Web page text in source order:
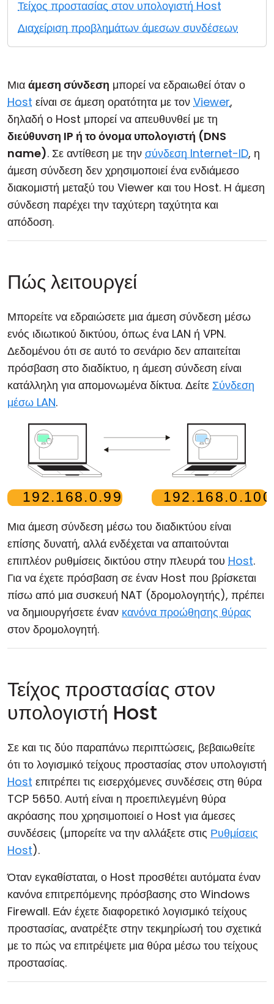
Τείχος προστασίας στον υπολογιστή Host
Διαχείριση προβλημάτων άμεσων συνδέσεων
Μια άμεση σύνδεση μπορεί να εδραιωθεί όταν ο
Host είναι σε άμεση ορατότητα με τον Viewer,
δηλαδή ο Host μπορεί να απευθυνθεί με τη
διεύθυνση IP ή το όνομα υπολογιστή (DNS
name). Σε αντίθεση με την σύνδεση Internet-ID, η
άμεση σύνδεση δεν χρησιμοποιεί ένα ενδιάμεσο
διακομιστή μεταξύ του Viewer και του Host. Η άμεση
σύνδεση παρέχει την ταχύτερη ταχύτητα και
απόδοση.
Πώς λειτουργεί
Μπορείτε να εδραιώσετε μια άμεση σύνδεση μέσω
ενός ιδιωτικού δικτύου, όπως ένα LAN ή VPN.
Δεδομένου ότι σε αυτό το σενάριο δεν απαιτείται
πρόσβαση στο διαδίκτυο, η άμεση σύνδεση είναι
κατάλληλη για απομονωμένα δίκτυα. Δείτε Σύνδεση
μέσω LAN.
Μια άμεση σύνδεση μέσω του διαδικτύου είναι
επίσης δυνατή, αλλά ενδέχεται να απαιτούνται
επιπλέον ρυθμίσεις δικτύου στην πλευρά του Host.
Για να έχετε πρόσβαση σε έναν Host που βρίσκεται
πίσω από μια συσκευή NAT (δρομολογητής), πρέπει
να δημιουργήσετε έναν κανόνα προώθησης θύρας
στον δρομολογητή.
Τείχος προστασίας στον
υπολογιστή Host
Σε και τις δύο παραπάνω περιπτώσεις, βεβαιωθείτε
ότι το λογισμικό τείχους προστασίας στον υπολογιστή
Host επιτρέπει τις εισερχόμενες συνδέσεις στη θύρα
TCP 5650. Αυτή είναι η προεπιλεγμένη θύρα
ακρόασης που χρησιμοποιεί ο Host για άμεσες
συνδέσεις (μπορείτε να την αλλάξετε στις Ρυθμίσεις
Host).
Όταν εγκαθίσταται, ο Host προσθέτει αυτόματα έναν
κανόνα επιτρεπόμενης πρόσβασης στο Windows
Firewall. Εάν έχετε διαφορετικό λογισμικό τείχους
προστασίας, ανατρέξτε στην τεκμηρίωσή του σχετικά
με το πώς να επιτρέψετε μια θύρα μέσω του τείχους
προστασίας.
Cloud & Τοπική Εγκατάσταση